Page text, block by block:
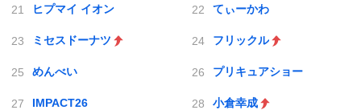
ヒプマイ イオン てぃーかわ
ミセスドーナツ フリックル
めんべい プリキュアショー
IMPACT26 小倉幸成